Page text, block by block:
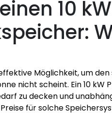
10 kW
Möglichkeit, um
nicht scheint. Ein 10
zu decken und
für solche